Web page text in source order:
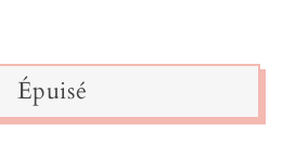
Épuisé